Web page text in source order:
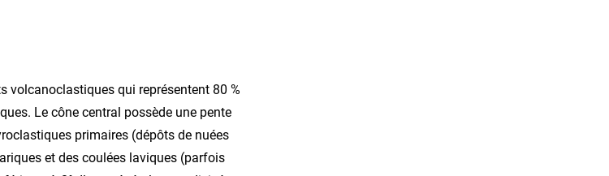
volcanoclastiques qui représentent 80 %
Le cône central possède une pente
primaires (dépôts de nuées
et des coulées laviques (parfois